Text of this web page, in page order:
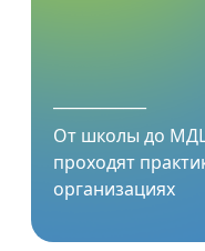
От школы до МДЦ
проходят
организациях